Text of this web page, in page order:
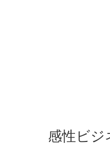
感性ビジ